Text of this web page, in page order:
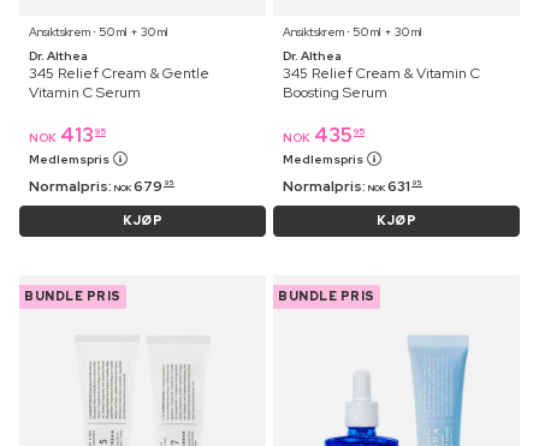
Ansiktskrem ⋅ 50 ml + 30 ml
Dr. Althea
345 Relief Cream & Gentle
Vitamin C Serum
NOK 413 95
Medlemspris
Normalpris: NOK 679 95
KJØP
Ansiktskrem ⋅ 50 ml + 30 ml
Dr. Althea
345 Relief Cream & Vitamin C
Boosting Serum
NOK 435 95
Medlemspris
Normalpris: NOK 631 95
KJØP
BUNDLE PRIS BUNDLE PRIS